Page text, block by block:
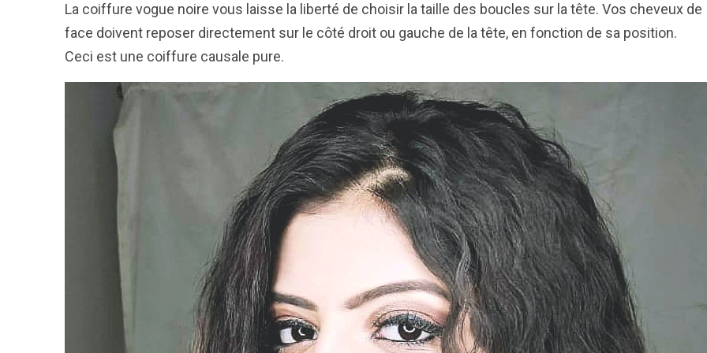
La coiffure vogue noire vous laisse la liberté de choisir la taille des boucles sur la tête. Vos cheveux de
face doivent reposer directement sur le côté droit ou gauche de la tête, en fonction de sa position.
Ceci est une coiffure causale pure.